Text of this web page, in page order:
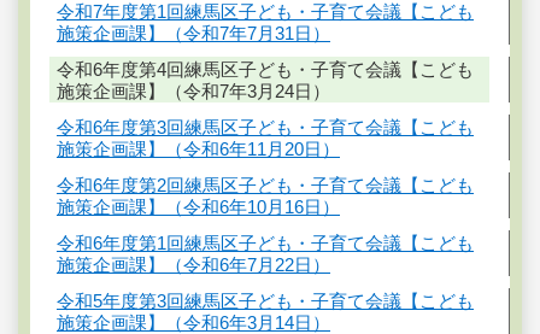
令和7年度第1回練馬区子ども・子育て会議【こども
施策企画課】（令和7年7月31日）
令和6年度第4回練馬区子ども・子育て会議【こども
施策企画課】（令和7年3月24日）
令和6年度第3回練馬区子ども・子育て会議【こども
施策企画課】（令和6年11月20日）
令和6年度第2回練馬区子ども・子育て会議【こども
施策企画課】（令和6年10月16日）
令和6年度第1回練馬区子ども・子育て会議【こども
施策企画課】（令和6年7月22日）
令和5年度第3回練馬区子ども・子育て会議【こども
施策企画課】（令和6年3月14日）